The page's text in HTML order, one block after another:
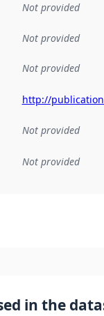
Not provided
Not provided
Not provided
http://
Not provided
to an
Not provided
in the